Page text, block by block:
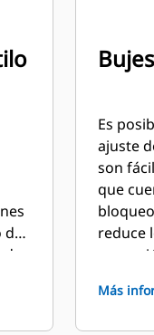
Es
ajuste
son
que
reduce
puede
Más